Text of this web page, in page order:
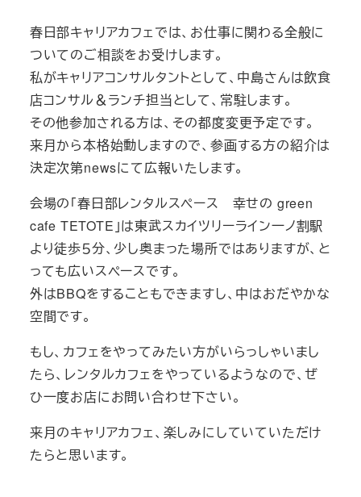
春日部キャリアカフェでは、お仕事に関わる全般に
ついてのご相談をお受けします。
私がキャリアコンサルタントとして、中島さんは飲食
店コンサル＆ランチ担当として、常駐します。
その他参加される方は、その都度変更予定です。
来月から本格始動しますので、参画する方の紹介は
決定次第newsにて広報いたします。
会場の「春日部レンタルスペース 幸せの green
cafe TETOTE」は東武スカイツリーライン一ノ割駅
より徒歩５分、少し奥まった場所ではありますが、と
っても広いスペースです。
外はBBQをすることもできますし、中はおだやかな
空間です。
もし、カフェをやってみたい方がいらっしゃいまし
たら、レンタルカフェをやっているようなので、ぜ
ひ一度お店にお問い合わせ下さい。
来月のキャリアカフェ、楽しみにしていていただけ
たらと思います。